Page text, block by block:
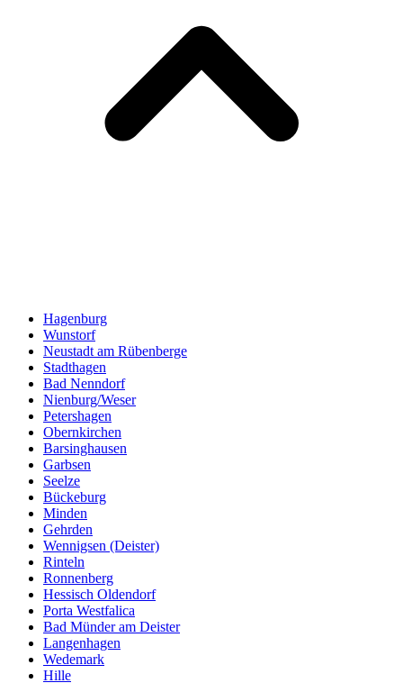
Hagenburg
Wunstorf
Neustadt am Rübenberge
Stadthagen
Bad Nenndorf
Nienburg/Weser
Petershagen
Obernkirchen
Barsinghausen
Garbsen
Seelze
Bückeburg
Minden
Gehrden
Wennigsen (Deister)
Rinteln
Ronnenberg
Hessisch Oldendorf
Porta Westfalica
Bad Münder am Deister
Langenhagen
Wedemark
Hille